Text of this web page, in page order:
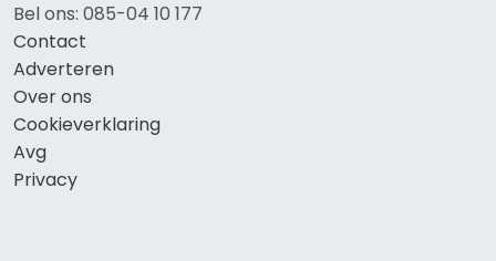
Bel ons: 085-04 10 177
Contact
Adverteren
Over ons
Cookieverklaring
Avg
Privacy